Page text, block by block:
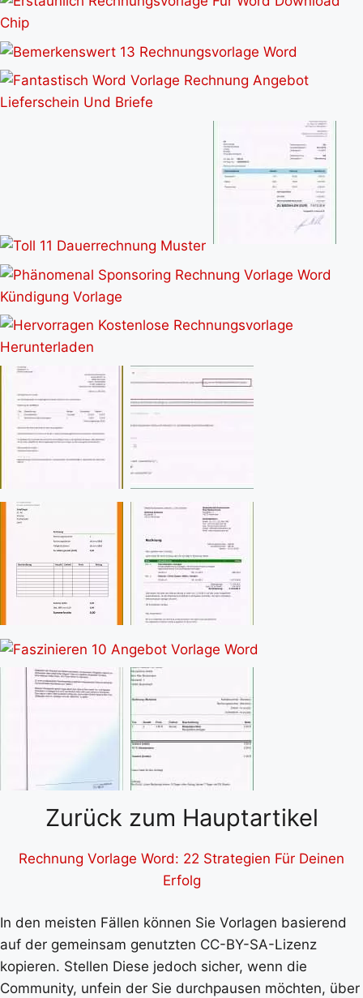
Zurück zum Hauptartikel
Rechnung Vorlage Word: 22 Strategien Für Deinen
Erfolg
In den meisten Fällen können Sie Vorlagen basierend
auf der gemeinsam genutzten CC-BY-SA-Lizenz
kopieren. Stellen Diese jedoch sicher, wenn die
Community, unfein der Sie durchpausen möchten, über